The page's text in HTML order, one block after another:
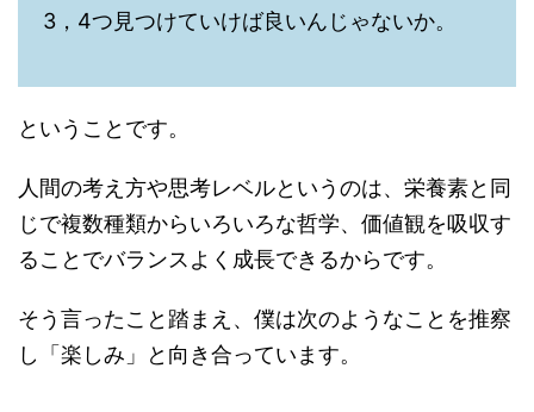
3，4つ見つけていけば良いんじゃないか。
ということです。
人間の考え方や思考レベルというのは、栄養素と同
じで複数種類からいろいろな哲学、価値観を吸収す
ることでバランスよく成長できるからです。
そう言ったこと踏まえ、僕は次のようなことを推察
し「楽しみ」と向き合っています。